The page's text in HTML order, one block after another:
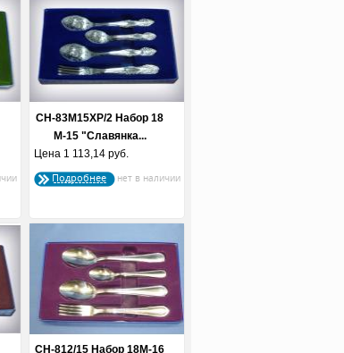
СН-83М15ХР/2 Набор 18
М-15 "Славянка...
Цена 1 113,14 руб.
Подробнее
СН-812/15 Набор 18М-16